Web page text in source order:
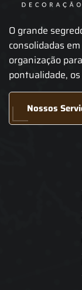
O grande
consolidadas
organização
pontualidade,
Nossos